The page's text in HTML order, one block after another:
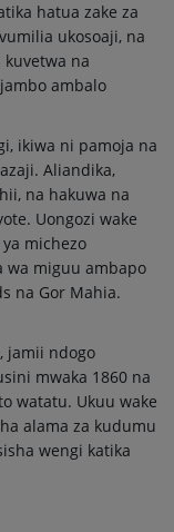
hatua zake za
ukosoaji, na
na
ambalo
ikiwa ni pamoja na
Aliandika,
na hakuwa na
Uongozi wake
michezo
wa miguu ambapo
na Gor Mahia.
jamii ndogo
mwaka 1860 na
watatu. Ukuu wake
alama za kudumu
wengi katika